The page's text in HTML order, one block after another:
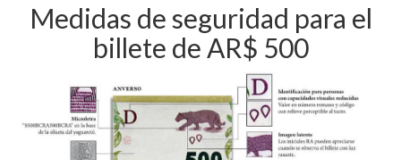
Medidas de seguridad para el
billete de AR$ 500